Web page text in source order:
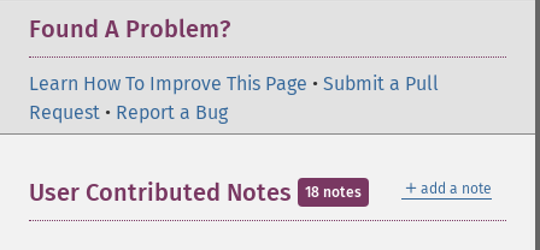
Found A Problem?
Learn How To Improve This Page • Submit a Pull
Request • Report a Bug
＋ add a note
User Contributed Notes 18 notes